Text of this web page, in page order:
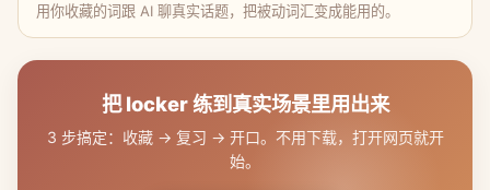
用你收藏的词跟 AI 聊真实话题，把被动词汇变成能用的。
把 locker 练到真实场景里用出来
3 步搞定：收藏 → 复习 → 开口。不用下载，打开网页就开
始。